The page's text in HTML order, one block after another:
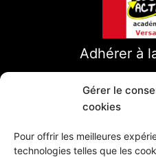
Gérer le
cookies
Pour offrir les meilleures
technologies telles que les
Adhérer à